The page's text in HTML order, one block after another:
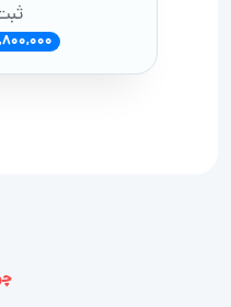
19,800,000 ریال/